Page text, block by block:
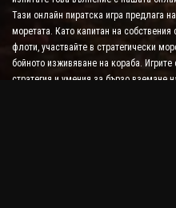
Тази онлайн пиратска игра предлага
моретата. Като капитан на
флоти, участвайте в стратегически
бойното изживяване на кораба.
стратегия и умения за бързо вземане